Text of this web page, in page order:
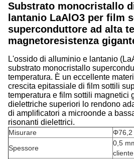
Substrato monocristallo
lantanio LaAlO3 per film
superconduttore ad alta
magnetoresistenza
L'ossido di alluminio e lantanio
substrato monocristallo
temperatura. È un eccellente
crescita epitassiale di film sottili
temperatura e film sottili magnetici
dielettriche superiori lo rendono
di amplificatori a microonde a
risonanti dielettrici.
Misurare
Φ76,2
Spessore
0,5
cliente